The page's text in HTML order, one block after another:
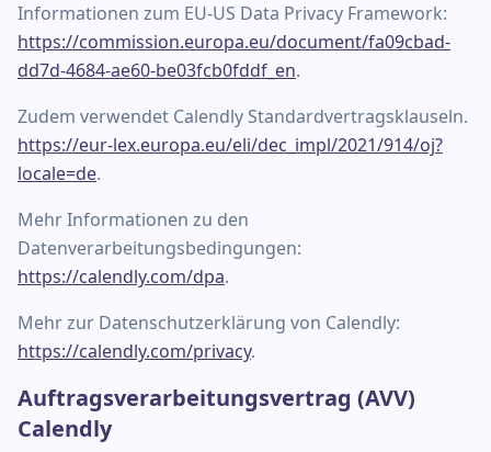
Informationen zum EU-US Data Privacy Framework:
https://commission.europa.eu/document/fa09cbad-
dd7d-4684-ae60-be03fcb0fddf_en.
Zudem verwendet Calendly Standardvertragsklauseln.
https://eur-lex.europa.eu/eli/dec_impl/2021/914/oj?
locale=de.
Mehr Informationen zu den
Datenverarbeitungsbedingungen:
https://calendly.com/dpa.
Mehr zur Datenschutzerklärung von Calendly:
https://calendly.com/privacy.
Auftragsverarbeitungsvertrag (AVV)
Calendly